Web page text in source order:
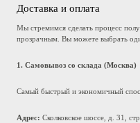
Доставка и оплата
Мы стремимся сделать процесс
прозрачным. Вы можете выбрать
1. Самовывоз со склада (Москва)
Самый быстрый и экономичный
Адрес: Сколковское шоссе, д. 31,